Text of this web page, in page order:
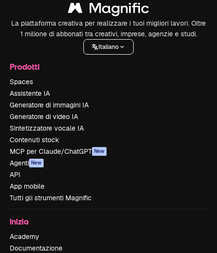
La piattaforma creativa per realizzare i tuoi migliori lavori. Oltre
1 milione di abbonati tra creativi, imprese, agenzie e studi.
Italiano
Prodotti
Spaces
Assistente IA
Generatore di immagini IA
Generatore di video IA
Sintetizzatore vocale IA
Contenuti stock
MCP per Claude/ChatGPT New
Agenti New
API
App mobile
Tutti gli strumenti Magnific
Inizia
Academy
Documentazione